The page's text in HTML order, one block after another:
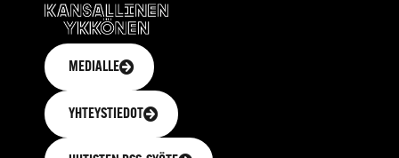
MEDIALLE
YHTEYSTIEDOT